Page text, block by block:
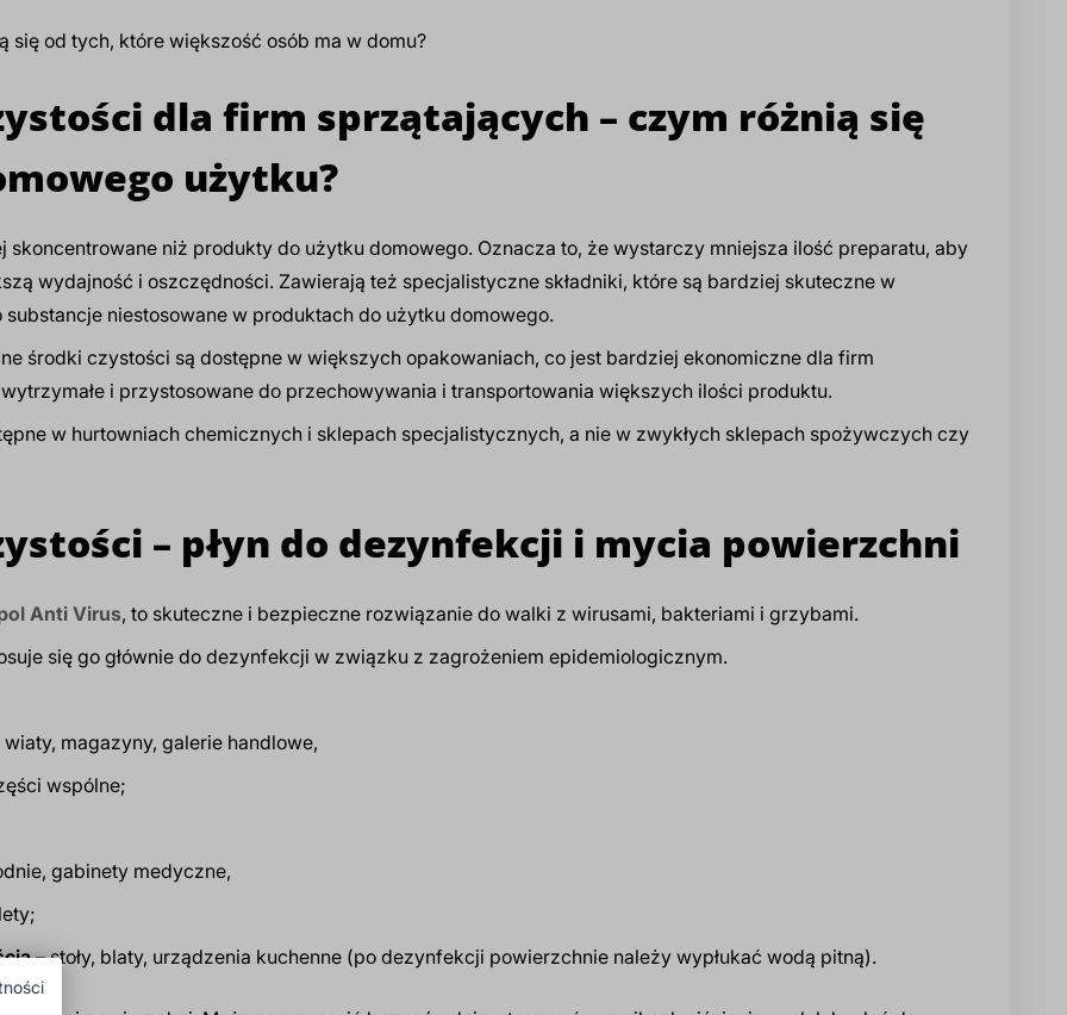
od tych, które większość osób ma w domu?
dla firm sprzątających – czym różnią się
użytku?
niż produkty do użytku domowego. Oznacza to, że wystarczy mniejsza ilość preparatu, aby
wydajność i oszczędności. Zawierają też specjalistyczne składniki, które są bardziej skuteczne w
niestosowane w produktach do użytku domowego.
środki czystości są dostępne w większych opakowaniach, co jest bardziej ekonomiczne dla firm
i przystosowane do przechowywania i transportowania większych ilości produktu.
w hurtowniach chemicznych i sklepach specjalistycznych, a nie w zwykłych sklepach spożywczych czy
– płyn do dezynfekcji i mycia powierzchni
Anti Virus, to skuteczne i bezpieczne rozwiązanie do walki z wirusami, bakteriami i grzybami.
się go głównie do dezynfekcji w związku z zagrożeniem epidemiologicznym.
magazyny, galerie handlowe,
wspólne;
gabinety medyczne,
– stoły, blaty, urządzenia kuchenne (po dezynfekcji powierzchnie należy wypłukać wodą pitną).